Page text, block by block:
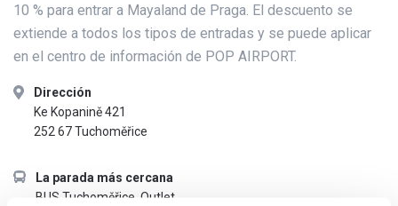
10 % para entrar a Mayaland de Praga. El descuento se
extiende a todos los tipos de entradas y se puede aplicar
en el centro de información de POP AIRPORT.
Dirección
Ke Kopanině 421
252 67 Tuchoměřice
La parada más cercana
BUS Tuchoměřice, Outlet